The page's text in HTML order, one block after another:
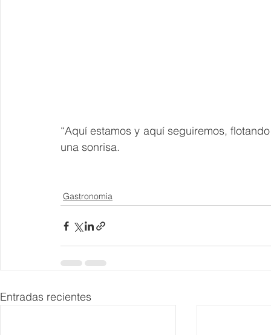
“Aquí estamos y aquí seguiremos,
una sonrisa.
Gastronomia
Entradas recientes